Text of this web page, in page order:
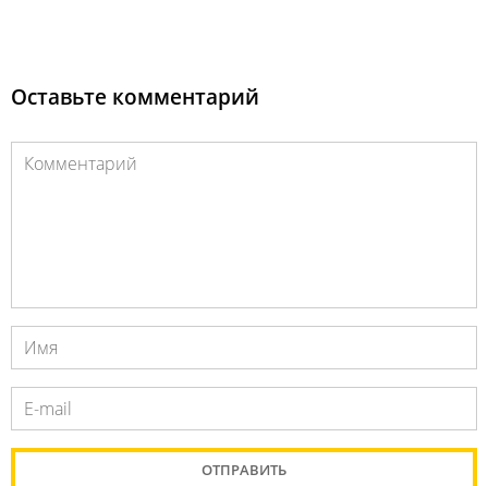
Оставьте комментарий